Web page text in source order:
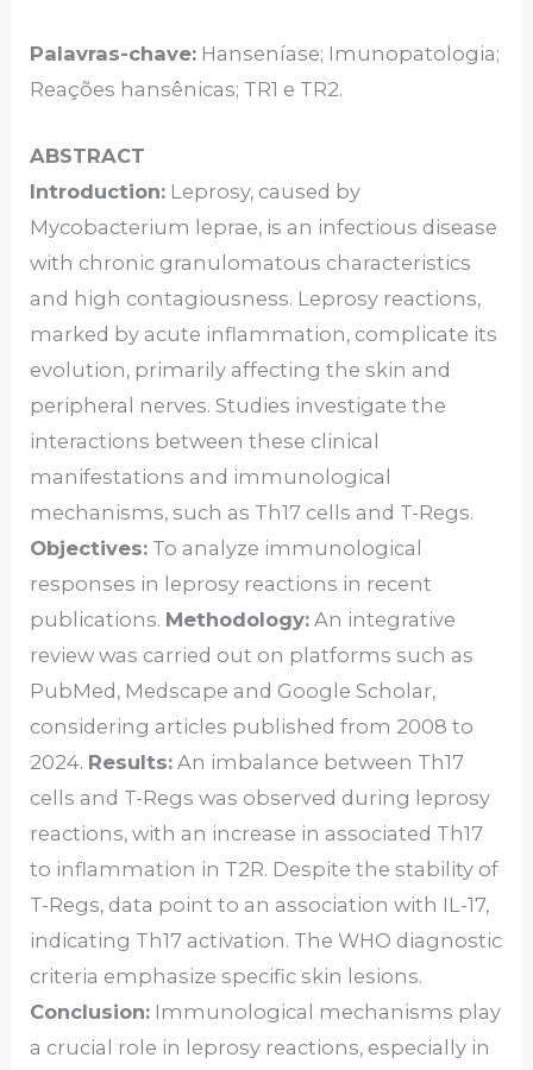
Palavras-chave: Hanseníase; Imunopatologia;
Reações hansênicas; TR1 e TR2.
ABSTRACT
Introduction: Leprosy, caused by
Mycobacterium leprae, is an infectious disease
with chronic granulomatous characteristics
and high contagiousness. Leprosy reactions,
marked by acute inflammation, complicate its
evolution, primarily affecting the skin and
peripheral nerves. Studies investigate the
interactions between these clinical
manifestations and immunological
mechanisms, such as Th17 cells and T-Regs.
Objectives: To analyze immunological
responses in leprosy reactions in recent
publications. Methodology: An integrative
review was carried out on platforms such as
PubMed, Medscape and Google Scholar,
considering articles published from 2008 to
2024. Results: An imbalance between Th17
cells and T-Regs was observed during leprosy
reactions, with an increase in associated Th17
to inflammation in T2R. Despite the stability of
T-Regs, data point to an association with IL-17,
indicating Th17 activation. The WHO diagnostic
criteria emphasize specific skin lesions.
Conclusion: Immunological mechanisms play
a crucial role in leprosy reactions, especially in